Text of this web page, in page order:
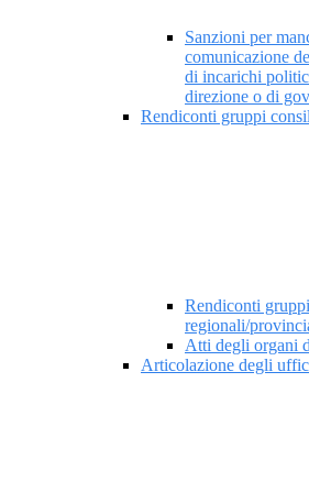
Sanzioni per
comunicazione
di incarichi
direzione o di
Rendiconti gruppi
Rendiconti
regionali/
Atti degli organi
Articolazione degli